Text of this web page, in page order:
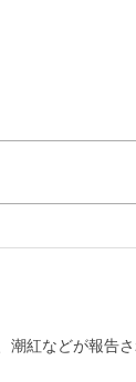
潮紅などが報告